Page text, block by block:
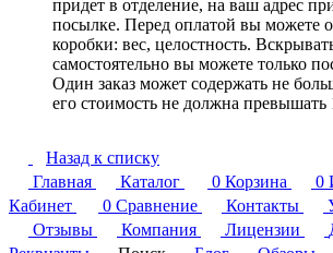
придет в отделение, на ваш адрес
посылке. Перед оплатой вы можете
коробки: вес, целостность.
самостоятельно вы можете только
Один заказ может содержать не
его стоимость не должна превышать
Назад к списку
Главная
Каталог 0 Корзина 0
Кабинет
0 Сравнение Контакты
Отзывы
Компания Лицензии